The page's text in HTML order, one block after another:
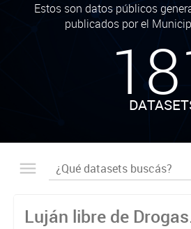
Estos son datos públicos
publicados por el
Luján libre de